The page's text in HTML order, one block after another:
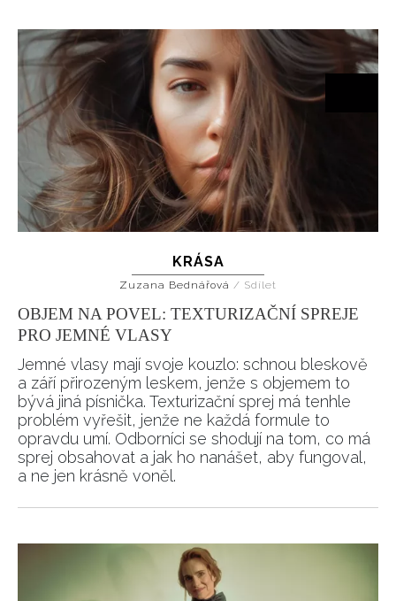
KRÁSA
Zuzana Bednářová / Sdílet
OBJEM NA POVEL: TEXTURIZAČNÍ SPREJE
PRO JEMNÉ VLASY
Jemné vlasy mají svoje kouzlo: schnou bleskově
a září přirozeným leskem, jenže s objemem to
bývá jiná písnička. Texturizační sprej má tenhle
problém vyřešit, jenže ne každá formule to
opravdu umí. Odborníci se shodují na tom, co má
sprej obsahovat a jak ho nanášet, aby fungoval,
a ne jen krásně voněl.